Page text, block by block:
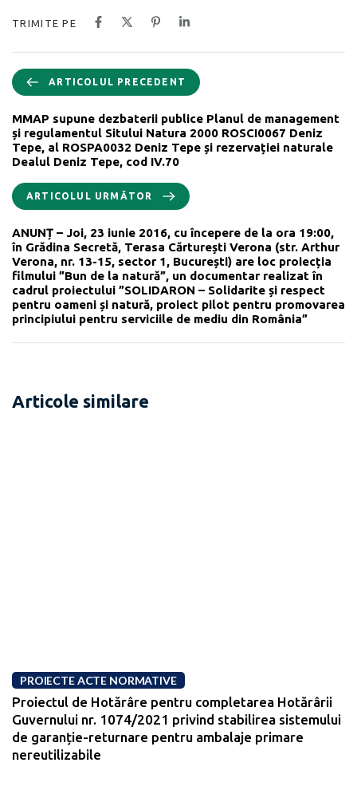
TRIMITE PE
ARTICOLUL PRECEDENT
MMAP supune dezbaterii publice Planul de management
și regulamentul Sitului Natura 2000 ROSCI0067 Deniz
Tepe, al ROSPA0032 Deniz Tepe și rezervației naturale
Dealul Deniz Tepe, cod IV.70
ARTICOLUL URMĂTOR
ANUNȚ – Joi, 23 iunie 2016, cu începere de la ora 19:00,
în Grădina Secretă, Terasa Cărturești Verona (str. Arthur
Verona, nr. 13-15, sector 1, București) are loc proiecția
filmului ”Bun de la natură”, un documentar realizat în
cadrul proiectului ”SOLIDARON – Solidarite și respect
pentru oameni și natură, proiect pilot pentru promovarea
principiului pentru serviciile de mediu din România”
Articole similare
PROIECTE ACTE NORMATIVE
Proiectul de Hotărâre pentru completarea Hotărârii
Guvernului nr. 1074/2021 privind stabilirea sistemului
de garanție-returnare pentru ambalaje primare
nereutilizabile